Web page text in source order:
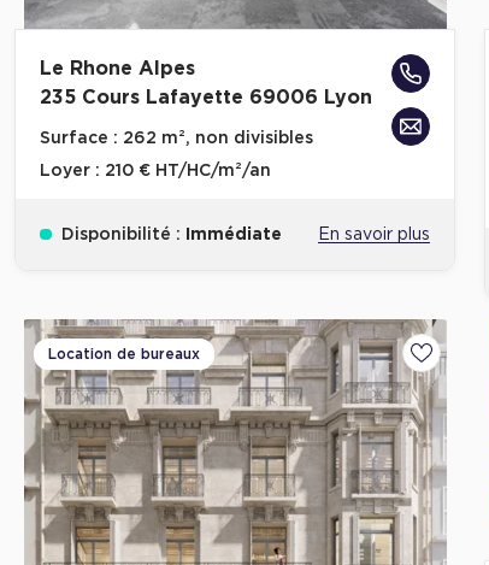
Le Rhone Alpes
235 Cours Lafayette 69006 Lyon
Surface : 262 m², non divisibles
Loyer : 210 € HT/HC/m²/an
Disponibilité : Immédiate En savoir plus
Location de bureaux
Ajouter